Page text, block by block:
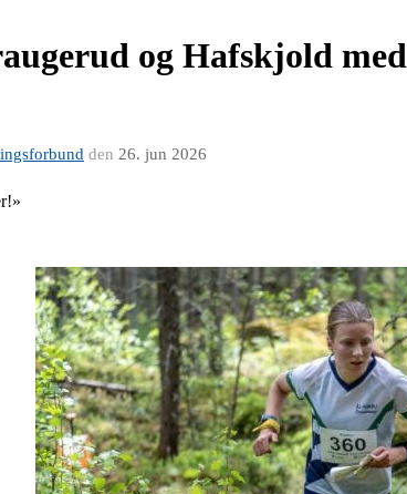
og Hafskjold med
den 26. jun 2026